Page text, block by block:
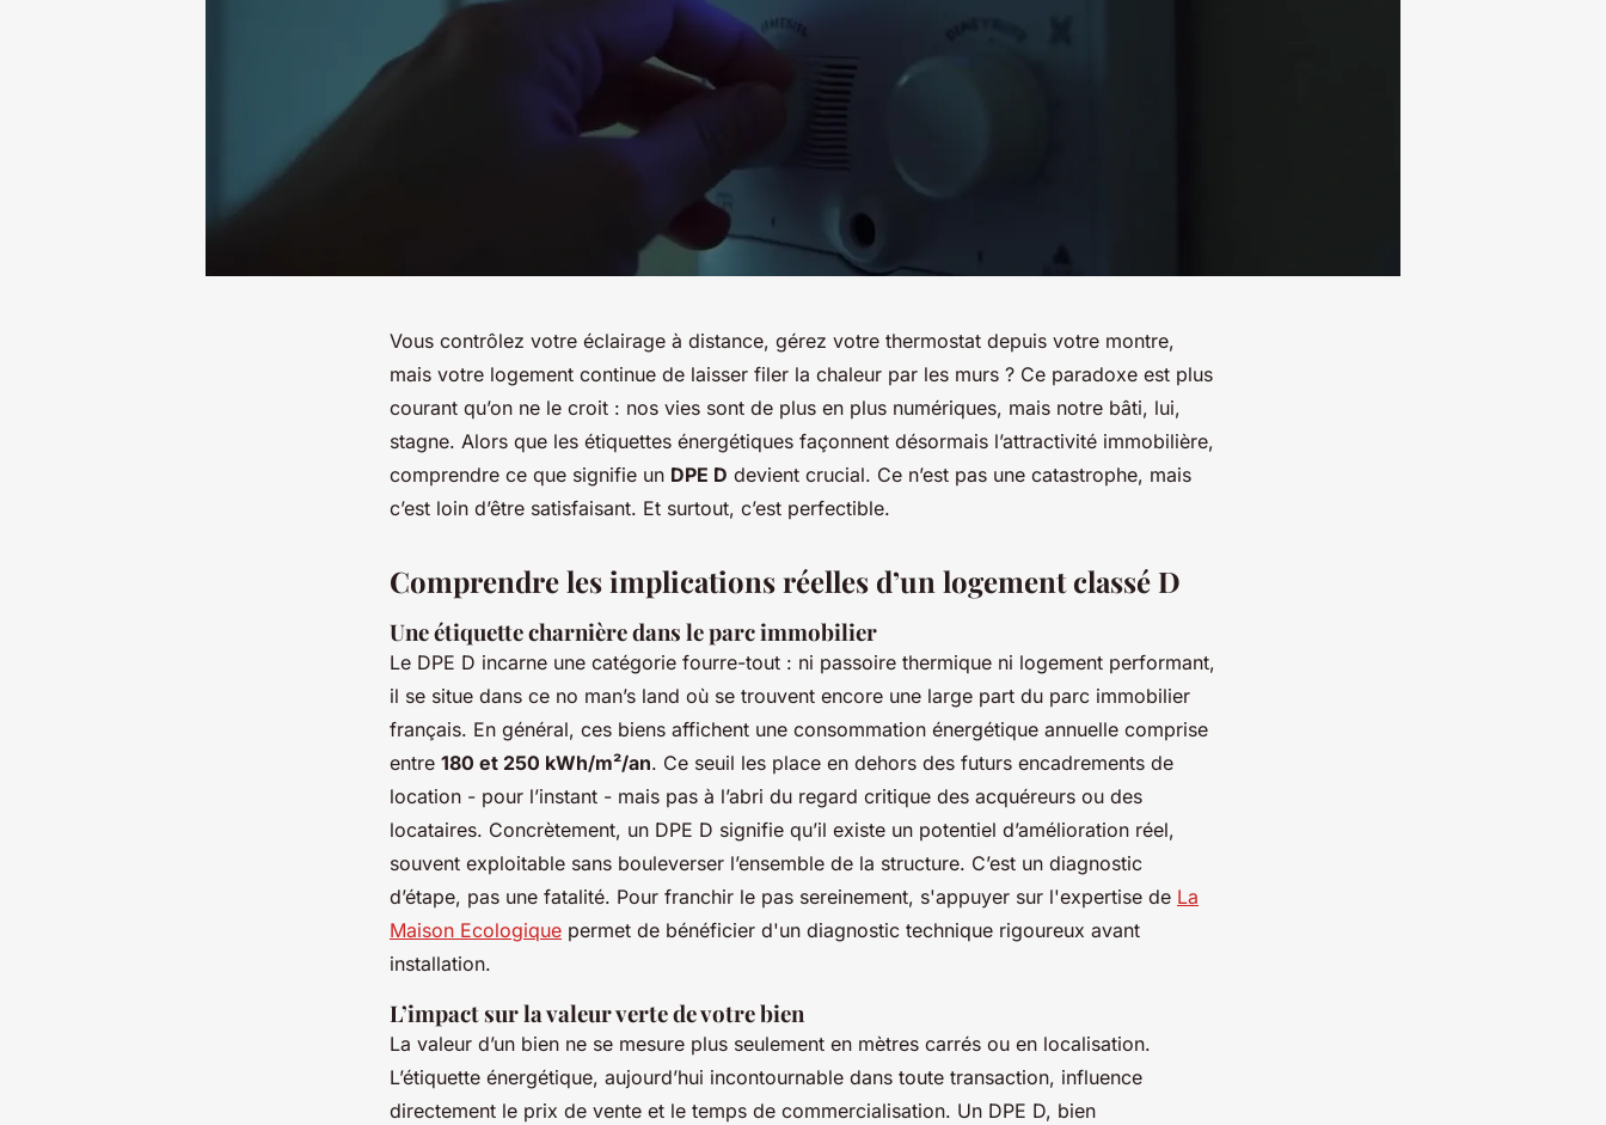
Vous contrôlez votre éclairage à distance, gérez votre thermostat depuis votre montre,
mais votre logement continue de laisser filer la chaleur par les murs ? Ce paradoxe est plus
courant qu’on ne le croit : nos vies sont de plus en plus numériques, mais notre bâti, lui,
stagne. Alors que les étiquettes énergétiques façonnent désormais l’attractivité immobilière,
comprendre ce que signifie un DPE D devient crucial. Ce n’est pas une catastrophe, mais
c’est loin d’être satisfaisant. Et surtout, c’est perfectible.
Comprendre les implications réelles d’un logement classé D
Une étiquette charnière dans le parc immobilier
Le DPE D incarne une catégorie fourre-tout : ni passoire thermique ni logement performant,
il se situe dans ce no man’s land où se trouvent encore une large part du parc immobilier
français. En général, ces biens affichent une consommation énergétique annuelle comprise
entre 180 et 250 kWh/m²/an. Ce seuil les place en dehors des futurs encadrements de
location - pour l’instant - mais pas à l’abri du regard critique des acquéreurs ou des
locataires. Concrètement, un DPE D signifie qu’il existe un potentiel d’amélioration réel,
souvent exploitable sans bouleverser l’ensemble de la structure. C’est un diagnostic
d’étape, pas une fatalité. Pour franchir le pas sereinement, s'appuyer sur l'expertise de La
Maison Ecologique permet de bénéficier d'un diagnostic technique rigoureux avant
installation.
L’impact sur la valeur verte de votre bien
La valeur d’un bien ne se mesure plus seulement en mètres carrés ou en localisation.
L’étiquette énergétique, aujourd’hui incontournable dans toute transaction, influence
directement le prix de vente et le temps de commercialisation. Un DPE D, bien